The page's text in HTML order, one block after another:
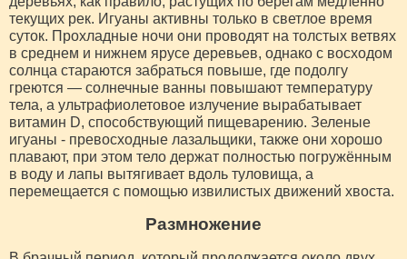
текущих рек. Игуаны активны только в светлое время
суток. Прохладные ночи они проводят на толстых ветвях
в среднем и нижнем ярусе деревьев, однако с восходом
солнца стараются забраться повыше, где подолгу
греются — солнечные ванны повышают температуру
тела, а ультрафиолетовое излучение вырабатывает
витамин D, способствующий пищеварению. Зеленые
игуаны - превосходные лазальщики, также они хорошо
плавают, при этом тело держат полностью погружённым
в воду и лапы вытягивает вдоль туловища, а
перемещается с помощью извилистых движений хвоста.
Размножение